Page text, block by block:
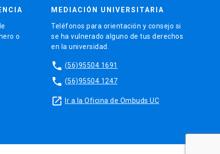
o
MEDIACIÓN UNIVERSITARIA
Teléfonos para orientación y consejo si
se ha vulnerado alguno de tus derechos
en la universidad.
phone (56)95504 1691
phone (56)95504 1247
launch Ir a la Oficina de Ombuds UC